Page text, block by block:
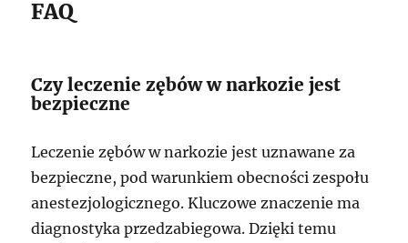
FAQ
Czy leczenie zębów w narkozie jest
bezpieczne
Leczenie zębów w narkozie jest uznawane za
bezpieczne, pod warunkiem obecności zespołu
anestezjologicznego. Kluczowe znaczenie ma
diagnostyka przedzabiegowa. Dzięki temu